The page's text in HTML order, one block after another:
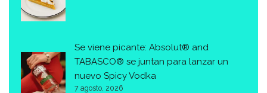
Se viene picante: Absolut® and
TABASCO® se juntan para lanzar un
nuevo Spicy Vodka
7 agosto, 2026